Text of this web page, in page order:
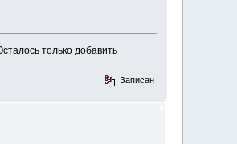
только добавить
Записан